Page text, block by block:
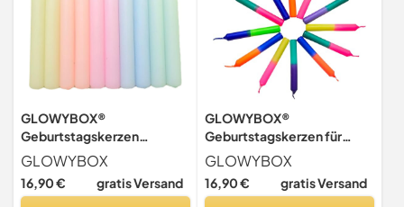
GLOWYBOX®
Geburtstagskerzen
Babyfeier Taufe für
Kerzenring Kerzen für
Babygeburtstag
GLOWYBOX
16,90 € gratis Versand
GLOWYBOX®
Geburtstagskerzen für
Kerzenring Kerzen für
Kindergeburtstag bunte
Kinderkerzen
GLOWYBOX
16,90 € gratis Versand